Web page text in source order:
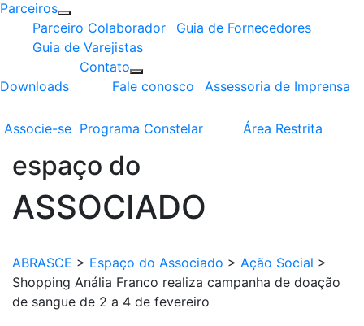
Parceiros
Parceiro Colaborador
Guia de Fornecedores
Guia de Varejistas
Downloads
Contato
Fale conosco
Assessoria de Imprensa
Associe-se Programa Constelar Área Restrita
espaço do
ASSOCIADO
ABRASCE > Espaço do Associado > Ação Social >
Shopping Anália Franco realiza campanha de doação
de sangue de 2 a 4 de fevereiro